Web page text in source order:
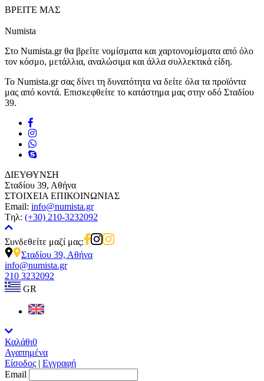
ΒΡΕΙΤΕ ΜΑΣ
Numista
Στο Numista.gr θα βρείτε νομίσματα και χαρτονομίσματα από όλο
τον κόσμο, μετάλλια, αναλώσιμα και άλλα συλλεκτικά είδη.
Το Numista.gr σας δίνει τη δυνατότητα να δείτε όλα τα προϊόντα
μας από κοντά. Επισκεφθείτε το κατάστημα μας στην οδό Σταδίου
39.
ΔΙΕΥΘΥΝΣΗ
Σταδίου 39, Αθήνα
ΣΤΟΙΧΕΙΑ ΕΠΙΚΟΙΝΩΝΙΑΣ
Email: info@numista.gr
Tηλ: (+30) 210-3232092
Συνδεθείτε μαζί μας:
Σταδίου 39, Αθήνα
info@numista.gr
210 3232092
GR
Καλάθι0
Αγαπημένα
Είσοδος | Εγγραφή
Εmail